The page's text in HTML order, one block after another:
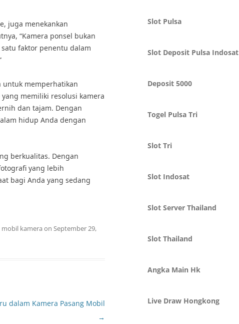
juga menekankan
“Kamera ponsel bukan
faktor penentu dalam
untuk memperhatikan
memiliki resolusi kamera
dan tajam. Dengan
hidup Anda dengan
berkualitas. Dengan
yang lebih
bagi Anda yang sedang
mobil kamera on September 29,
dalam Kamera Pasang Mobil
→
Slot Pulsa
Slot Deposit Pulsa Indosat
Deposit 5000
Togel Pulsa Tri
Slot Tri
Slot Indosat
Slot Server Thailand
Slot Thailand
Angka Main Hk
Live Draw Hongkong